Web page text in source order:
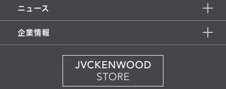
ニュース
企業情報